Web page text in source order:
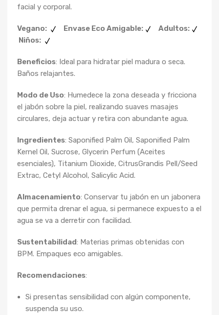
facial y corporal.
Vegano: Envase Eco Amigable:
Adultos:
Niños:
Beneficios: Ideal para hidratar piel madura o seca.
Baños relajantes.
Modo de Uso: Humedece la zona deseada y fricciona
el jabón sobre la piel, realizando suaves masajes
circulares, deja actuar y retira con abundante agua.
Ingredientes: Saponified Palm Oil, Saponified Palm
Kernel Oil, Sucrose, Glycerin Perfum (Aceites
esenciales), Titanium Dioxide, CitrusGrandis Pell/Seed
Extrac, Cetyl Alcohol, Salicylic Acid.
Almacenamiento: Conservar tu jabón en un jabonera
que permita drenar el agua, si permanece expuesto a el
agua se va a derretir con facilidad.
Sustentabilidad: Materias primas obtenidas con
BPM. Empaques eco amigables.
Recomendaciones:
Si presentas sensibilidad con algún componente,
suspenda su uso.